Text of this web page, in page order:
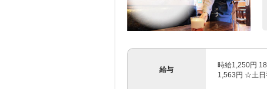
給与
時給1,250円
1,563円 ☆土日